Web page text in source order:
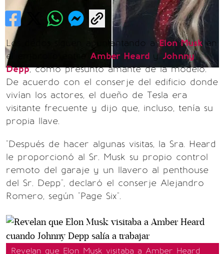
Los dedos siguen apuntantando aElon Musk en
el embrollo entre Amber Heard y Johnny
Depp, como presunto amante de la modelo.
De acuerdo con el conserje del edificio donde
vivían los actores, el dueño de Tesla era
visitante frecuente y dijo que, incluso, tenía su
propia llave.
"Después de hacer algunas visitas, la Sra. Heard
le proporcionó al Sr. Musk su propio control
remoto del garaje y un llavero al penthouse
del Sr. Depp", declaró el conserje Alejandro
Romero, según "Page Six".
Revelan que Elon Musk visitaba a Amber Heard